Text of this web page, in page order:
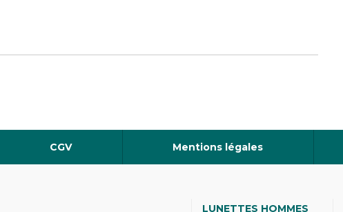
CGV Mentions légales
LUNETTES HOMMES